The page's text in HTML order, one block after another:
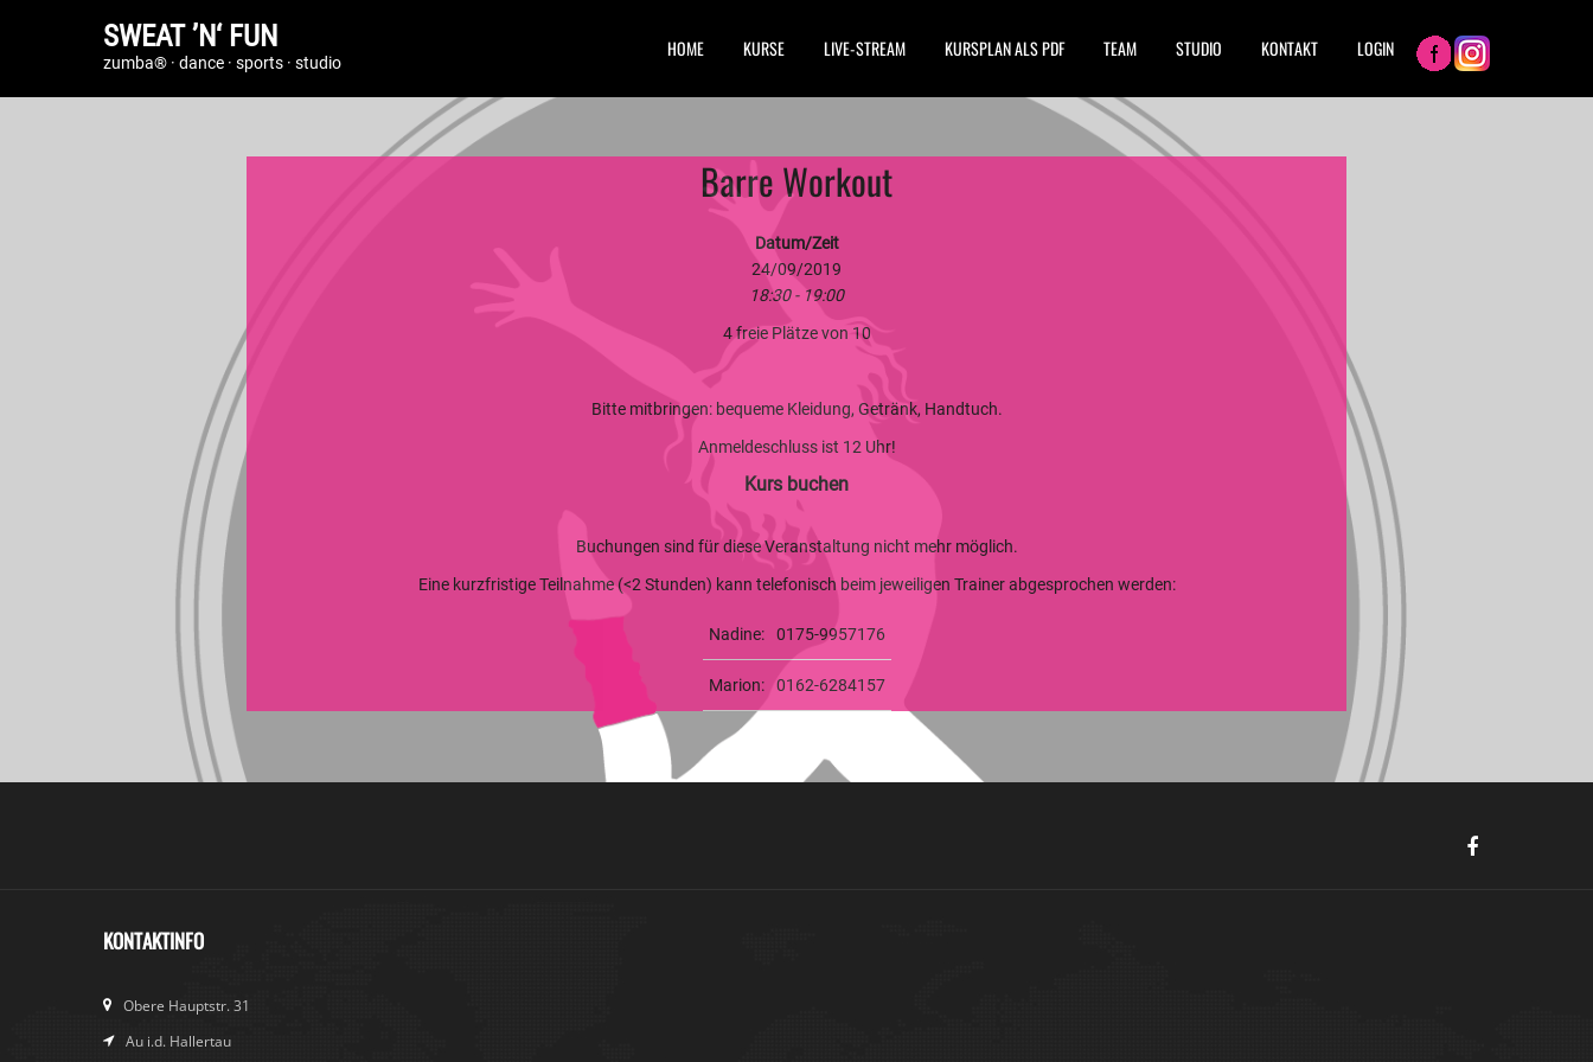
SWEAT ’N‘ FUN
zumba® · dance · sports · studio
HOME KURSE LIVE-STREAM KURSPLAN ALS PDF TEAM STUDIO KONTAKT LOGIN
Barre Workout
Datum/Zeit
24/09/2019
18:30 - 19:00
4 freie Plätze von 10
Bitte mitbringen: bequeme Kleidung, Getränk, Handtuch.
Anmeldeschluss ist 12 Uhr!
Kurs buchen
Buchungen sind für diese Veranstaltung nicht mehr möglich.
Eine kurzfristige Teilnahme (<2 Stunden) kann telefonisch beim jeweiligen Trainer abgesprochen werden:
Nadine: 0175-9957176
Marion: 0162-6284157
KONTAKTINFO
Obere Hauptstr. 31
Au i.d. Hallertau